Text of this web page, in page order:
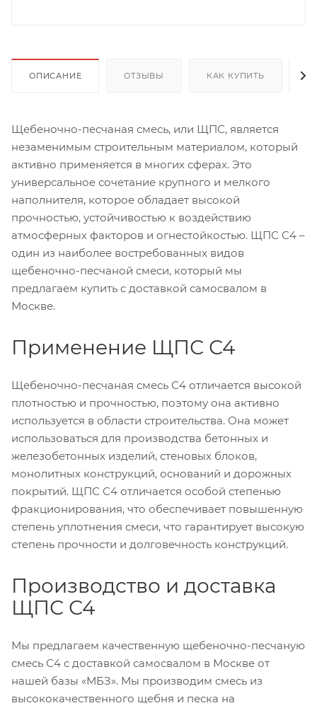
ОПИСАНИЕ ОТЗЫВЫ КАК КУПИТЬ
Щебеночно-песчаная смесь, или ЩПС, является
незаменимым строительным материалом, который
активно применяется в многих сферах. Это
универсальное сочетание крупного и мелкого
наполнителя, которое обладает высокой
прочностью, устойчивостью к воздействию
атмосферных факторов и огнестойкостью. ЩПС С4 –
один из наиболее востребованных видов
щебеночно-песчаной смеси, который мы
предлагаем купить с доставкой самосвалом в
Москве.
Применение ЩПС С4
Щебеночно-песчаная смесь С4 отличается высокой
плотностью и прочностью, поэтому она активно
используется в области строительства. Она может
использоваться для производства бетонных и
железобетонных изделий, стеновых блоков,
монолитных конструкций, оснований и дорожных
покрытий. ЩПС С4 отличается особой степенью
фракционирования, что обеспечивает повышенную
степень уплотнения смеси, что гарантирует высокую
степень прочности и долговечность конструкций.
Производство и доставка
ЩПС С4
Мы предлагаем качественную щебеночно-песчаную
смесь С4 с доставкой самосвалом в Москве от
нашей базы «МБЗ». Мы производим смесь из
высококачественного щебня и песка на